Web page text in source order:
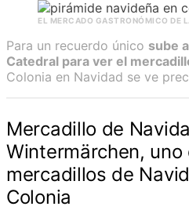
EL MERCADO GASTRONÓMICO DE
Para un recuerdo único sube
Catedral para ver el
Colonia en Navidad se ve
Mercadillo de
Wintermärchen,
mercadillos de
Colonia